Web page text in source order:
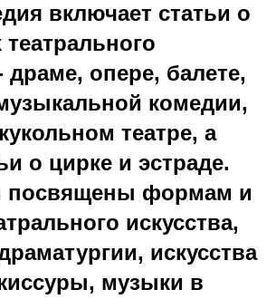
включает статьи о
театрального
драме, опере, балете,
комедии,
театре, а
о цирке и эстраде.
посвящены формам и
искусства,
искусства
музыки в